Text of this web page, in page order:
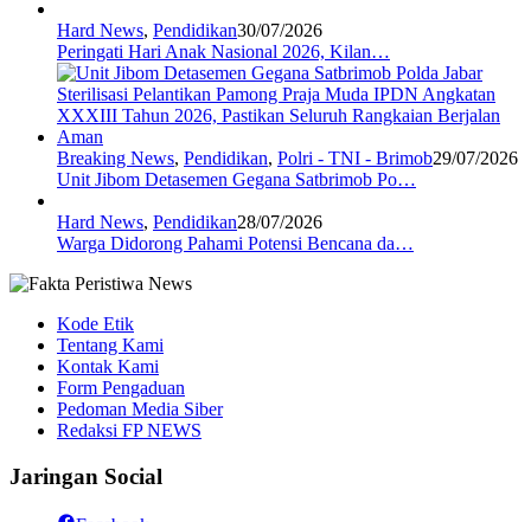
Hard News, Pendidikan30/07/2026
Peringati Hari Anak Nasional 2026, Kilan…
Breaking News, Pendidikan, Polri - TNI - Brimob29/07/2026
Unit Jibom Detasemen Gegana Satbrimob Po…
Hard News, Pendidikan28/07/2026
Warga Didorong Pahami Potensi Bencana da…
Kode Etik
Tentang Kami
Kontak Kami
Form Pengaduan
Pedoman Media Siber
Redaksi FP NEWS
Jaringan Social